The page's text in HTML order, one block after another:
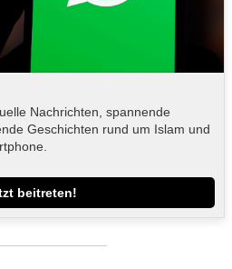
Nachrichten, spannende
Geschichten rund um Islam und
beitreten!